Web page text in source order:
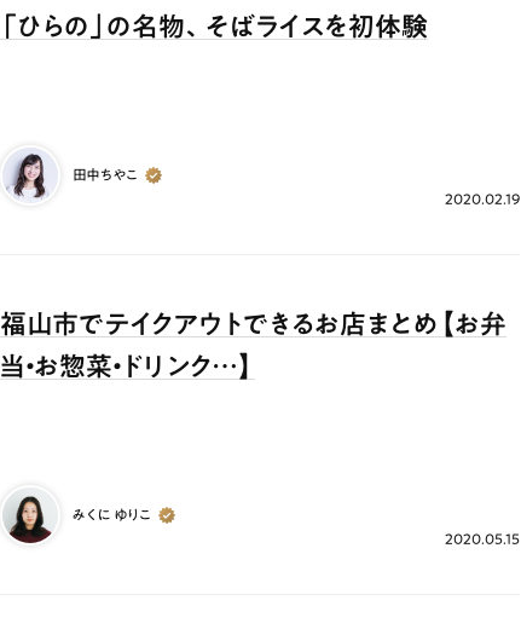
「ひらの」の名物、そばライスを初体験
田中ちやこ
2020.02.19
福山市でテイクアウトできるお店まとめ【お弁
当・お惣菜・ドリンク…】
みくに ゆりこ
2020.05.15